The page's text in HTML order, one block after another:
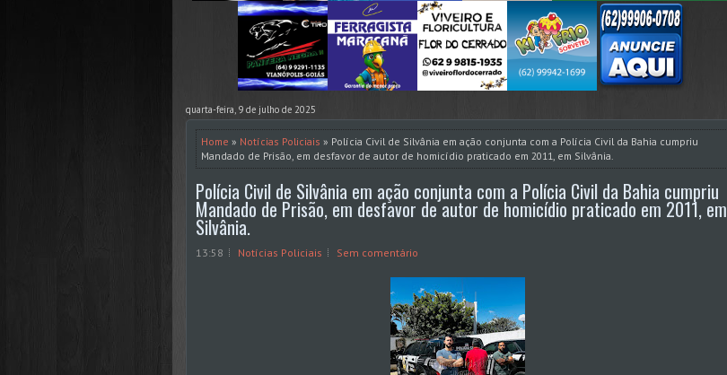
quarta-feira, 9 de julho de 2025
Home » Notícias Policiais » Polícia Civil de Silvânia em ação conjunta com a Polícia Civil da Bahia cumpriu
Mandado de Prisão, em desfavor de autor de homicídio praticado em 2011, em Silvânia.
Polícia Civil de Silvânia em ação conjunta com a Polícia Civil da Bahia cumpriu
Mandado de Prisão, em desfavor de autor de homicídio praticado em 2011, em
Silvânia.
13:58 Notícias Policiais Sem comentário